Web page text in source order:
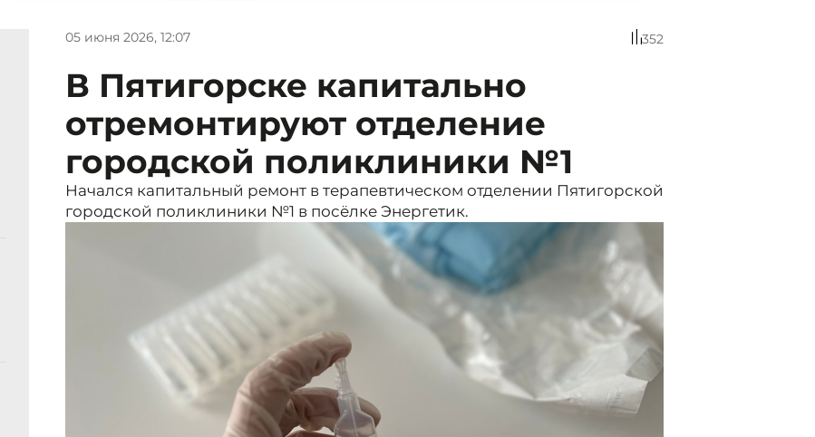
05 июня 2026, 12:07 352
В Пятигорске капитально
отремонтируют отделение
городской поликлиники №1
Начался капитальный ремонт в терапевтическом отделении Пятигорской
городской поликлиники №1 в посёлке Энергетик.